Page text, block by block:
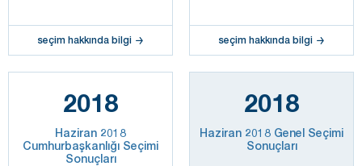
seçim hakkında bilgi seçim hakkında bilgi
2018
Haziran 2018
Cumhurbaşkanlığı Seçimi
Sonuçları
2018
Haziran 2018 Genel Seçimi
Sonuçları